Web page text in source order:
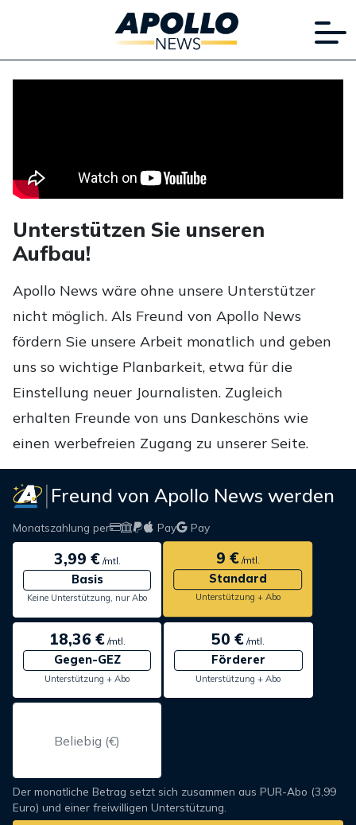
Unterstützen Sie unseren
Aufbau!
Apollo News wäre ohne unsere Unterstützer
nicht möglich. Als Freund von Apollo News
fördern Sie unsere Arbeit monatlich und geben
uns so wichtige Planbarkeit, etwa für die
Einstellung neuer Journalisten. Zugleich
erhalten Freunde von uns Dankeschöns wie
einen werbefreien Zugang zu unserer Seite.
Freund von Apollo News werden
Monatszahlung per Pay Pay
3,99 €/mtl.
Basis
Keine Unterstützung, nur Abo
9 €/mtl.
Standard
Unterstützung + Abo
18,36 €/mtl.
Gegen-GEZ
Unterstützung + Abo
50 € /mtl.
Förderer
Unterstützung + Abo
Der monatliche Betrag setzt sich zusammen aus PUR-Abo (3,99
Euro) und einer freiwilligen Unterstützung.